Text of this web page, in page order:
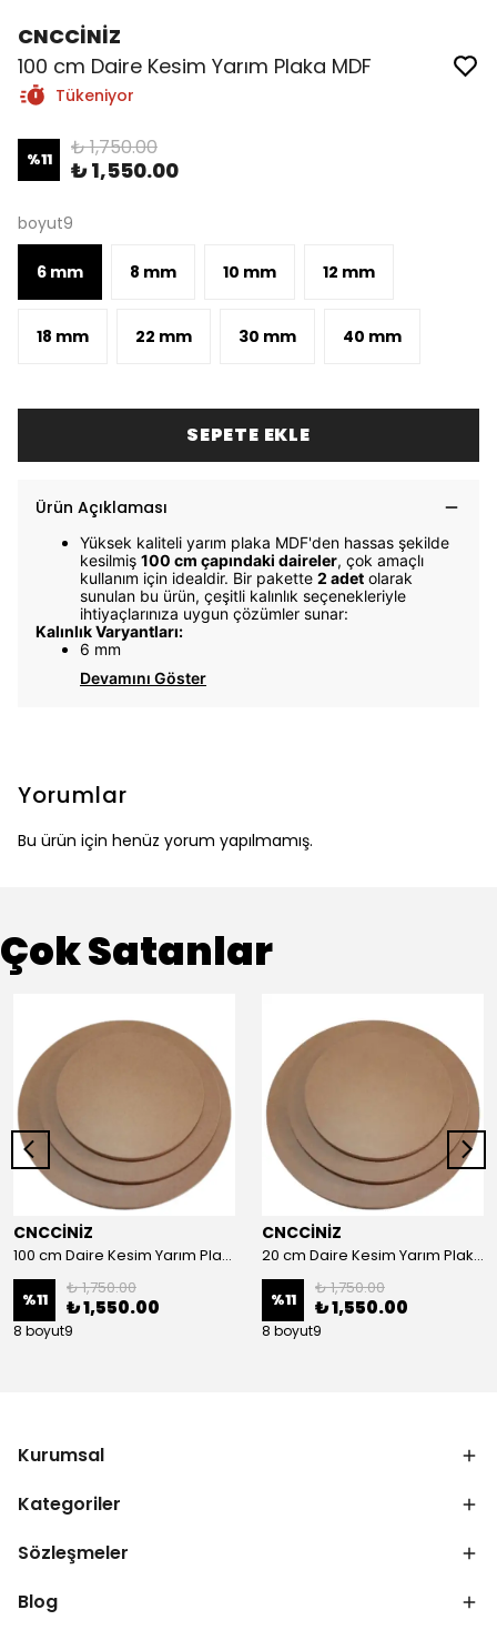
CNCCİNİZ
100 cm Daire Kesim Yarım Plaka MDF
Tükeniyor
%11 ₺ 1,750.00
₺ 1,550.00
boyut9
6 mm 8 mm 10 mm 12 mm
18 mm 22 mm 30 mm 40 mm
SEPETE EKLE
Ürün Açıklaması
Yüksek kaliteli yarım plaka MDF'den hassas şekilde
kesilmiş 100 cm çapındaki daireler, çok amaçlı
kullanım için idealdir. Bir pakette 2 adet olarak
sunulan bu ürün, çeşitli kalınlık seçenekleriyle
ihtiyaçlarınıza uygun çözümler sunar:
Kalınlık Varyantları:
6 mm
Devamını Göster
Yorumlar
Bu ürün için henüz yorum yapılmamış.
Çok Satanlar
CNCCİNİZ
100 cm Daire Kesim Yarım Plaka MDF
%11
₺ 1,750.00
₺ 1,550.00
8 boyut9
CNCCİNİZ
20 cm Daire Kesim Yarım Plaka MDF
%11
₺ 1,750.00
₺ 1,550.00
8 boyut9
Kurumsal
Kategoriler
Sözleşmeler
Blog